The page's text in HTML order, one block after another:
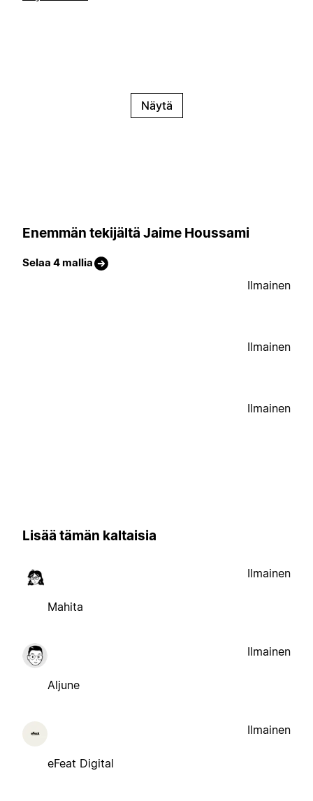
Näytä
Enemmän tekijältä Jaime Houssami
Selaa 4 mallia
Ilmainen
Ilmainen
Ilmainen
Lisää tämän kaltaisia
Mahita
Ilmainen
Aljune
Ilmainen
eFeat Digital
Ilmainen